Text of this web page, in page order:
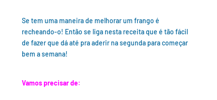
Se tem uma maneira de melhorar um frango é
recheando-o! Então se liga nesta receita que é tão fácil
de fazer que dá até pra aderir na segunda para começar
bem a semana!
Vamos precisar de: